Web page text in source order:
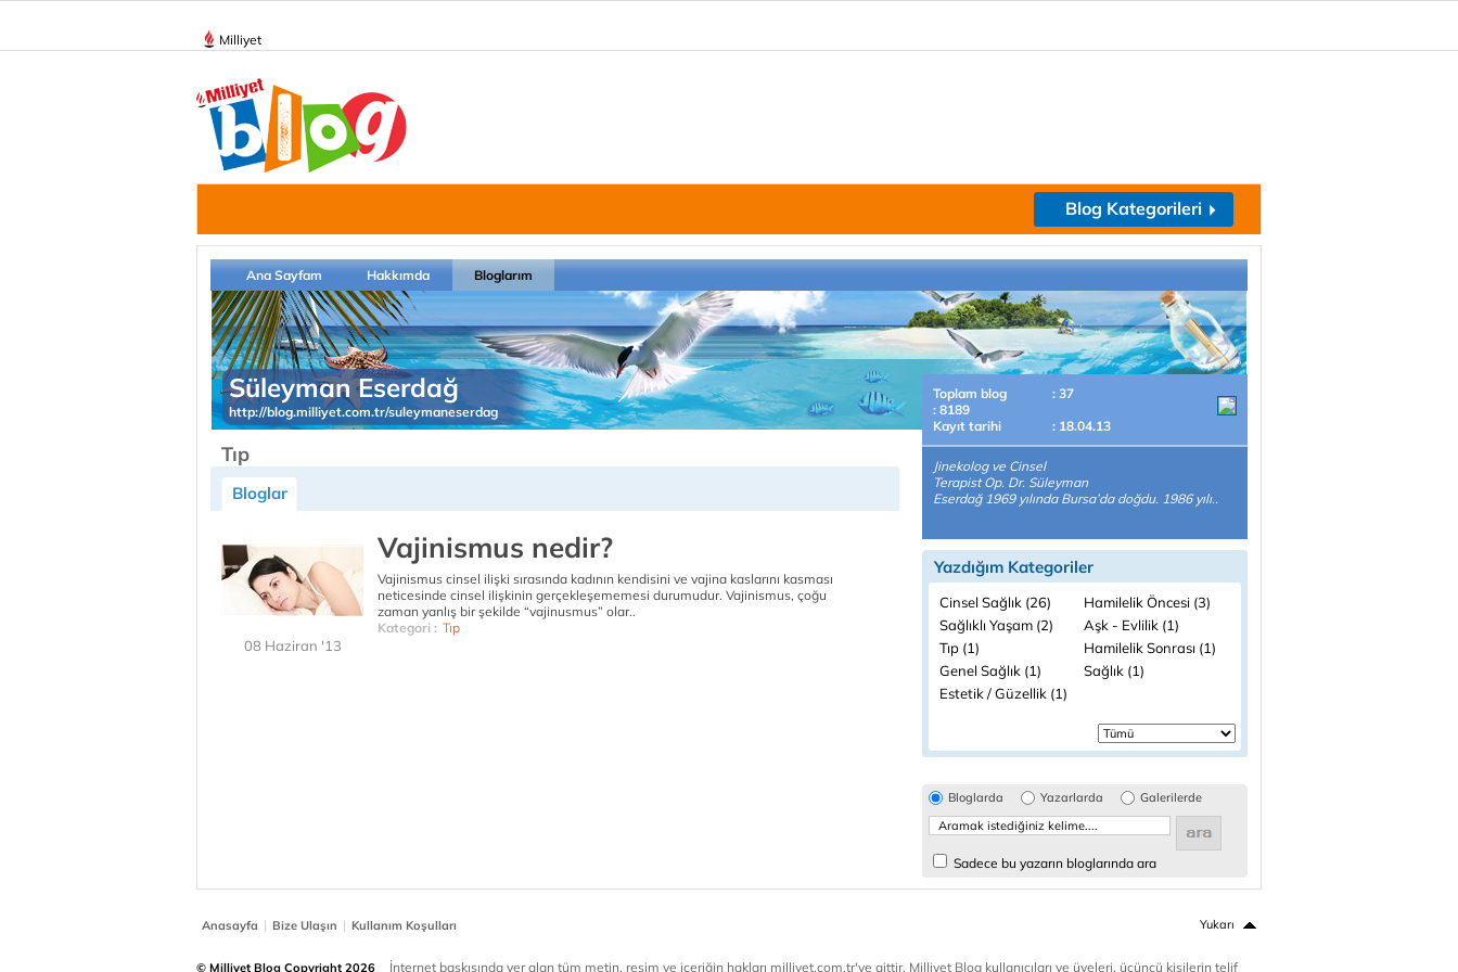
Milliyet
Blog Kategorileri
Ana Sayfam Hakkımda Bloglarım
Süleyman Eserdağ
http://blog.milliyet.com.tr/suleymaneserdag
Tıp
Bloglar
08 Haziran '13
Vajinismus nedir?
Vajinismus cinsel ilişki sırasında kadının kendisini ve vajina kaslarını kasması
neticesinde cinsel ilişkinin gerçekleşememesi durumudur. Vajinismus, çoğu
zaman yanlış bir şekilde “vajinusmus” olar..
Kategori : Tıp
Toplam blog
: 37
: 8189
Kayıt tarihi
: 18.04.13
Jinekolog ve Cinsel
Terapist Op. Dr. Süleyman
Eserdağ 1969 yılında Bursa’da doğdu. 1986 yılı..
Yazdığım Kategoriler
Cinsel Sağlık (26)
Hamilelik Öncesi (3)
Sağlıklı Yaşam (2)
Aşk - Evlilik (1)
Tıp (1)
Hamilelik Sonrası (1)
Genel Sağlık (1)
Sağlık (1)
Estetik / Güzellik (1)
Bloglarda Yazarlarda Galerilerde
Sadece bu yazarın bloglarında ara
Anasayfa | Bize Ulaşın | Kullanım Koşulları Yukarı
© Milliyet Blog Copyright 2026 İnternet baskısında yer alan tüm metin, resim ve içeriğin hakları milliyet.com.tr'ye aittir. Milliyet Blog kullanıcıları ve üyeleri, üçüncü kişilerin telif